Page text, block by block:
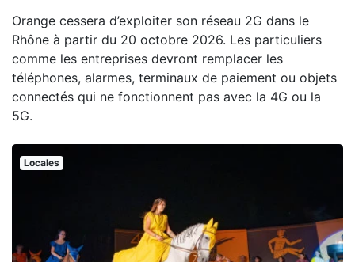
Orange cessera d’exploiter son réseau 2G dans le
Rhône à partir du 20 octobre 2026. Les particuliers
comme les entreprises devront remplacer les
téléphones, alarmes, terminaux de paiement ou objets
connectés qui ne fonctionnent pas avec la 4G ou la
5G.
Locales